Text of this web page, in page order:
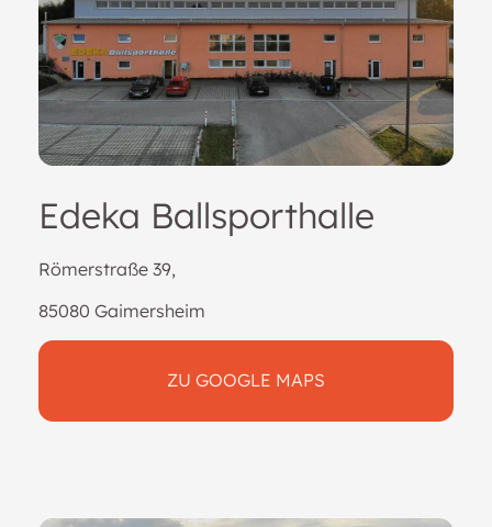
Edeka Ballsporthalle
Römerstraße 39,
85080 Gaimersheim
ZU GOOGLE MAPS